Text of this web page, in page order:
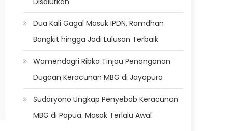
Dua Kali Gagal Masuk IPDN, Ramdhan
Bangkit hingga Jadi Lulusan Terbaik
Wamendagri Ribka Tinjau Penanganan
Dugaan Keracunan MBG di Jayapura
Sudaryono Ungkap Penyebab Keracunan
MBG di Papua: Masak Terlalu Awal